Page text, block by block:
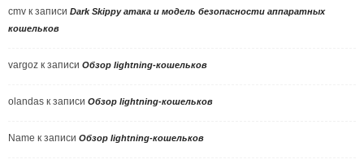
cmv к записи Dark Skippy атака и модель безопасности аппаратных
кошельков
vargoz к записи Обзор lightning-кошельков
olandas к записи Обзор lightning-кошельков
Name к записи Обзор lightning-кошельков